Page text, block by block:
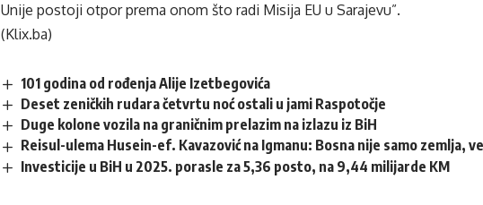
Unije postoji otpor prema onom što radi Misija EU u Sarajevu”.
(Klix.ba)
101 godina od rođenja Alije Izetbegovića
Deset zeničkih rudara četvrtu noć ostali u jami Raspotočje
Duge kolone vozila na graničnim prelazim na izlazu iz BiH
Reisul-ulema Husein-ef. Kavazović na Igmanu: Bosna nije samo zemlja,
Investicije u BiH u 2025. porasle za 5,36 posto, na 9,44 milijarde KM